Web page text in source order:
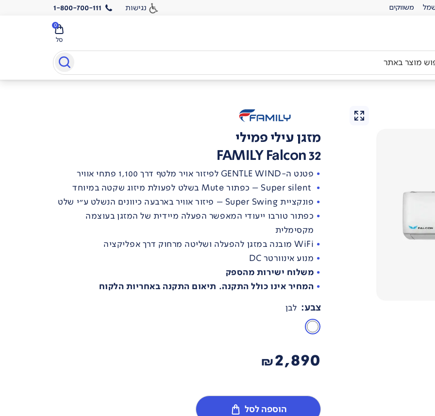
נגישות 1-800-700-111
סל
0
מזגן עילי פמילי
FAMILY Falcon 32
פטנט ה-GENTLE WIND לפיזור אויר מלטף דרך 1,100 פתחי אוויר
פונקציית Super Swing – פיזור אוויר בארבעה כיוונים הנשלט ע"י שלט
כפתור טורבו ייעודי המאפשר הפעלה מיידית של המזגן בעוצמה
מקסימלית
WiFi מובנה במזגן להפעלה ושליטה מרחוק דרך אפליקציה
מנוע אינוורטר DC
משלוח ישירות מהספק
המחיר אינו כולל התקנה. תיאום התקנה באחריות הלקוח
צבע: לבן
2,890
₪
הוספה לסל
משווקים